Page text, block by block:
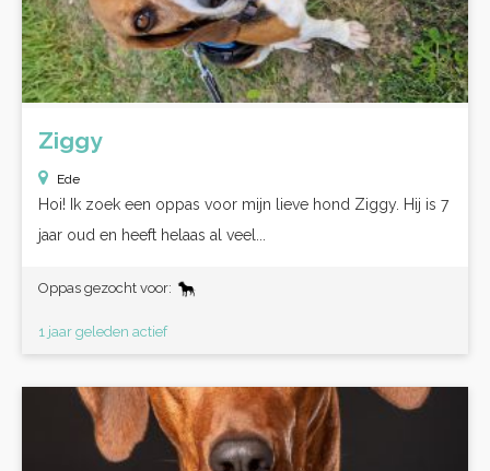
Ziggy
Ede
Hoi! Ik zoek een oppas voor mijn lieve hond Ziggy. Hij is 7
jaar oud en heeft helaas al veel...
Oppas gezocht voor:
1 jaar geleden actief